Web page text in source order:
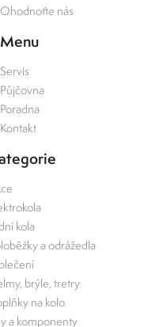
Ohodnoťte nás
Menu
Servis
Půjčovna
Poradna
Kontakt
kola
a odrážedla
brýle, tretry
na kolo
a komponenty